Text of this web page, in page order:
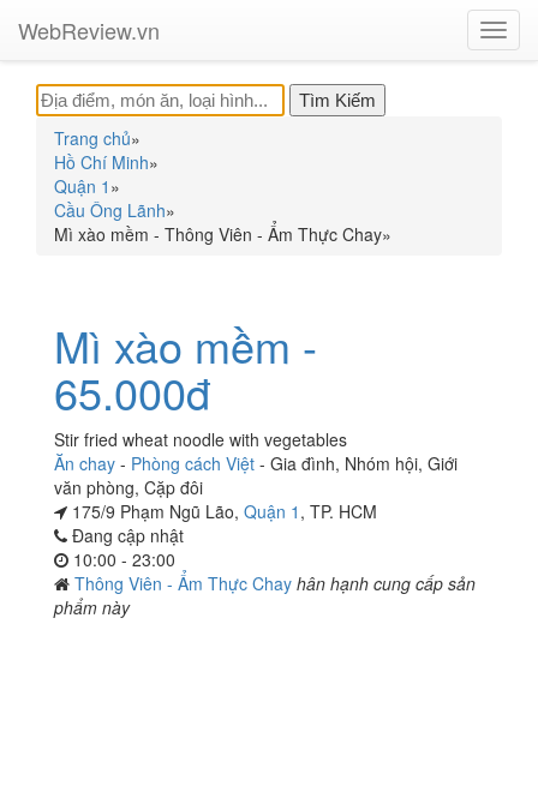
WebReview.vn
Trang chủ»
Hồ Chí Minh»
Quận 1 »
Cầu Ông Lãnh»
Mì xào mềm - Thông Viên - Ẩm Thực Chay»
Mì xào mềm -
65.000đ
Stir fried wheat noodle with vegetables
Ăn chay - Phòng cách Việt - Gia đình, Nhóm hội, Giới
văn phòng, Cặp đôi
175/9 Phạm Ngũ Lão, Quận 1 , TP. HCM
Đang cập nhật
10:00 - 23:00
Thông Viên - Ẩm Thực Chay hân hạnh cung cấp sản
phẩm này